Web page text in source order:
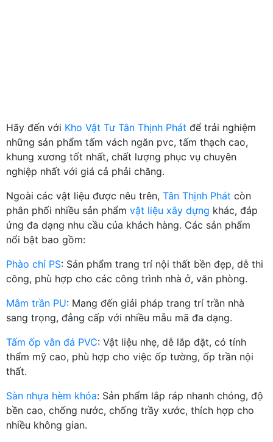
Hãy đến với Kho Vật Tư Tân Thịnh Phát để trải nghiệm
những sản phẩm tấm vách ngăn pvc, tấm thạch cao,
khung xương tốt nhất, chất lượng phục vụ chuyên
nghiệp nhất với giá cả phải chăng.
Ngoài các vật liệu được nêu trên, Tân Thịnh Phát còn
phân phối nhiều sản phẩm vật liệu xây dựng khác, đáp
ứng đa dạng nhu cầu của khách hàng. Các sản phẩm
nổi bật bao gồm:
Phào chỉ PS: Sản phẩm trang trí nội thất bền đẹp, dễ thi
công, phù hợp cho các công trình nhà ở, văn phòng.
Mâm trần PU: Mang đến giải pháp trang trí trần nhà
sang trọng, đẳng cấp với nhiều mẫu mã đa dạng.
Tấm ốp vân đá PVC: Vật liệu nhẹ, dễ lắp đặt, có tính
thẩm mỹ cao, phù hợp cho việc ốp tường, ốp trần nội
thất.
Sàn nhựa hèm khóa: Sản phẩm lắp ráp nhanh chóng, độ
bền cao, chống nước, chống trầy xước, thích hợp cho
nhiều không gian.